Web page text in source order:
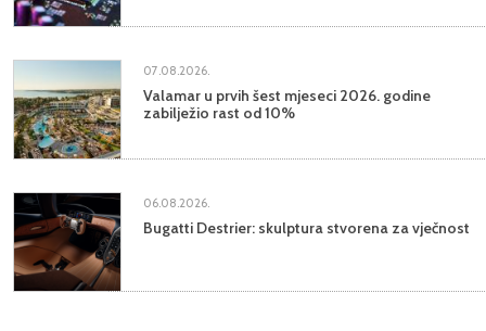
07.08.2026.
Valamar u prvih šest mjeseci 2026. godine
zabilježio rast od 10%
06.08.2026.
Bugatti Destrier: skulptura stvorena za vječnost